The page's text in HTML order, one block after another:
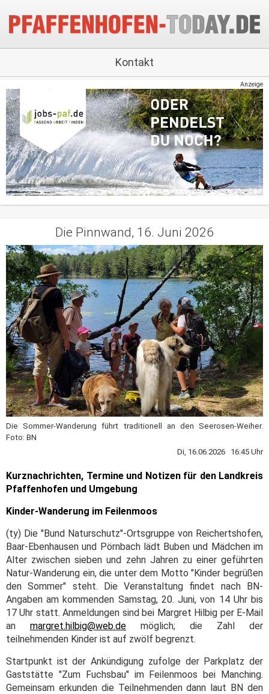
Kontakt
Anzeige
Die Pinnwand, 16. Juni 2026
Die Sommer-Wanderung führt traditionell an den Seerosen-Weiher.
Foto: BN
Di, 16.06.2026 16:45 Uhr
Kurznachrichten, Termine und Notizen für den Landkreis
Pfaffenhofen und Umgebung
Kinder-Wanderung im Feilenmoos
(ty) Die "Bund Naturschutz"-Ortsgruppe von Reichertshofen,
Baar-Ebenhausen und Pörnbach lädt Buben und Mädchen im
Alter zwischen sieben und zehn Jahren zu einer geführten
Natur-Wanderung ein, die unter dem Motto "Kinder begrüßen
den Sommer" steht. Die Veranstaltung findet nach BN-
Angaben am kommenden Samstag, 20. Juni, von 14 Uhr bis
17 Uhr statt. Anmeldungen sind bei Margret Hilbig per E-Mail
an margret.hilbig@web.de möglich; die Zahl der
teilnehmenden Kinder ist auf zwölf begrenzt.
Startpunkt ist der Ankündigung zufolge der Parkplatz der
Gaststätte "Zum Fuchsbau" im Feilenmoos bei Manching.
Gemeinsam erkunden die Teilnehmenden dann laut BN den